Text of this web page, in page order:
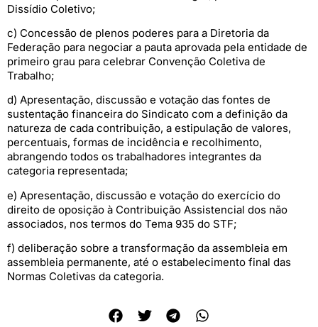
Dissídio Coletivo;
c) Concessão de plenos poderes para a Diretoria da
Federação para negociar a pauta aprovada pela entidade de
primeiro grau para celebrar Convenção Coletiva de
Trabalho;
d) Apresentação, discussão e votação das fontes de
sustentação financeira do Sindicato com a definição da
natureza de cada contribuição, a estipulação de valores,
percentuais, formas de incidência e recolhimento,
abrangendo todos os trabalhadores integrantes da
categoria representada;
e) Apresentação, discussão e votação do exercício do
direito de oposição à Contribuição Assistencial dos não
associados, nos termos do Tema 935 do STF;
f) deliberação sobre a transformação da assembleia em
assembleia permanente, até o estabelecimento final das
Normas Coletivas da categoria.